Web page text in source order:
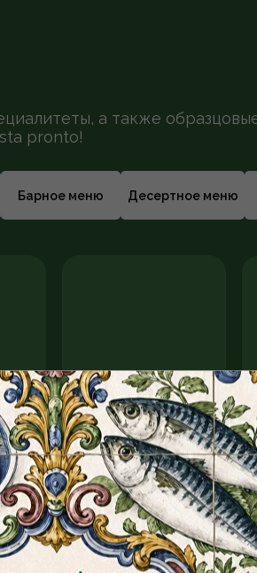
а также
pronto!
Стейк стриплойн
500 дней зернового
откорма
Барное меню Десертное меню